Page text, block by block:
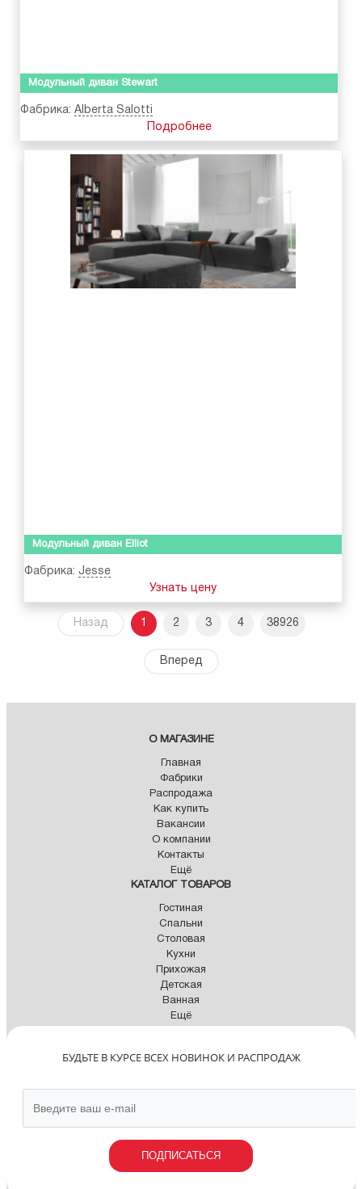
Модульный диван Stewart
Фабрика: Alberta Salotti
Подробнее
Модульный диван Elliot
Фабрика: Jesse
Узнать цену
Назад 1 2 3 4 38926
Вперед
О МАГАЗИНЕ
Главная
Фабрики
Распродажа
Как купить
Вакансии
О компании
Контакты
Ещё
КАТАЛОГ ТОВАРОВ
Гостиная
Спальни
Столовая
Кухни
Прихожая
Детская
Ванная
Ещё
БУДЬТЕ В КУРСЕ ВСЕХ НОВИНОК И РАСПРОДАЖ
ПОДПИСАТЬСЯ